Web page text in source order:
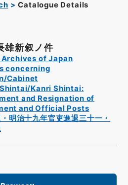
Catalogue Details
雄新叙ノ件
of Japan
concerning
Cabinet
Kanri Shintai:
and Resignation of
and Official Posts
明治十九年官吏進退三十一・